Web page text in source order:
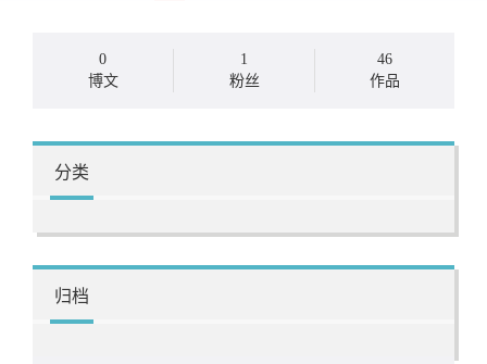
0
博文
1
粉丝
46
作品
分类
归档